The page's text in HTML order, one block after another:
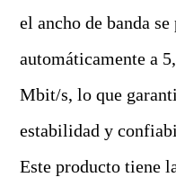
el ancho de banda
automáticamente a
Mbit/s, lo que
estabilidad y
Este producto tiene